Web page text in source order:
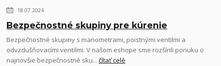
18.07.2024
Bezpečnostné skupiny pre kúrenie
Bezpečnostné skupiny s manometrami, poistnými ventilmi a
odvzdušňovacími ventilmi. V našom eshope sme rozšírili ponuku o
najnovšie bezpečnostné sku...čítať celé